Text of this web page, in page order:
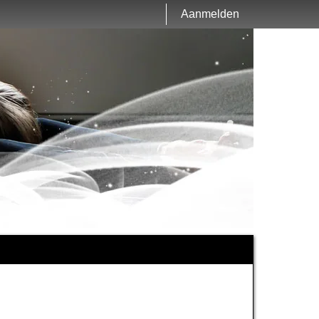
Aanmelden